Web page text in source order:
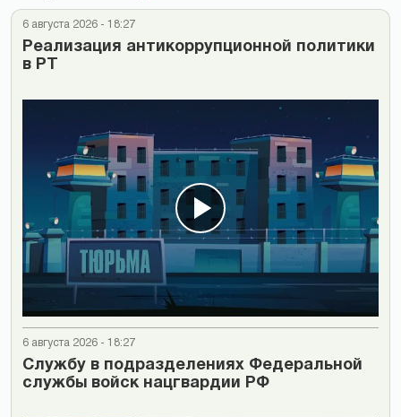
6 августа 2026 - 18:27
Реализация антикоррупционной политики
в РТ
6 августа 2026 - 18:27
Cлужбу в подразделениях Федеральной
службы войск нацгвардии РФ